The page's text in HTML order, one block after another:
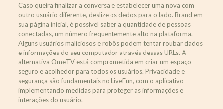
Caso queira finalizar a conversa e estabelecer uma nova com
outro usuário diferente, deslize os dedos para o lado. Brand em
sua página inicial, é possível saber a quantidade de pessoas
conectadas, um número frequentemente alto na plataforma.
Alguns usuários maliciosos e robôs podem tentar roubar dados
e informações do seu computador através dessas URLs. A
alternativa OmeTV está comprometida em criar um espaço
seguro e acolhedor para todos os usuários. Privacidade e
segurança são fundamentais no LiveFun, com o aplicativo
implementando medidas para proteger as informações e
interações do usuário.